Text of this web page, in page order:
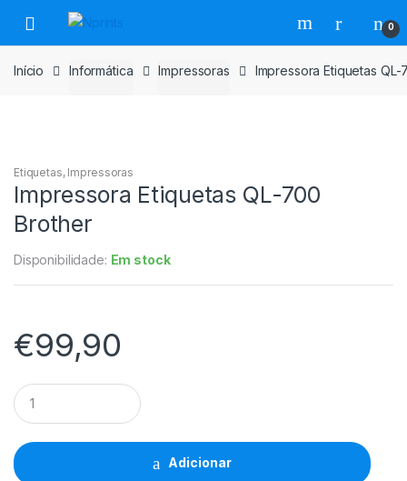
para
navegação
para
o
conteúdo
0
Início Informática Impressoras Impressora Etiquetas
Etiquetas, Impressoras
Impressora Etiquetas QL-700
Brother
Disponibilidade: Em stock
€99,90
Impressora
Etiquetas
QL-
700
Brother
quantidade
Adicionar